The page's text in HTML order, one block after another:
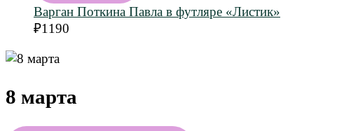
Варган Поткина Павла в футляре «Листик»
₽1190
8 марта